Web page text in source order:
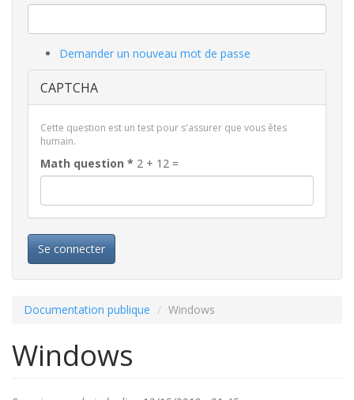
Demander un nouveau mot de passe
CAPTCHA
Cette question est un test pour s'assurer que vous êtes
humain.
Math question * 2 + 12 =
Se connecter
Documentation publique Windows
Windows